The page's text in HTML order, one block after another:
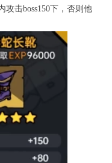
攻击boss150下，否则他